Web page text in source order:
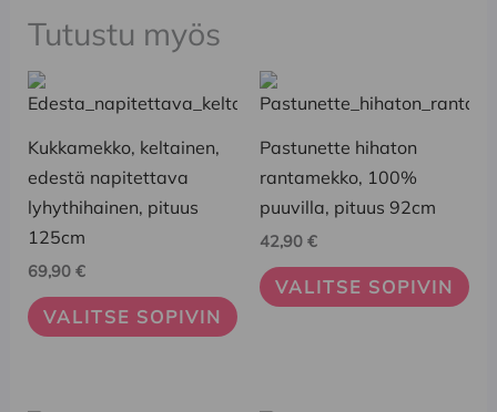
Tutustu myös
Kukkamekko, keltainen,
edestä napitettava
lyhythihainen, pituus
125cm
69,90 €
VALITSE SOPIVIN
Tällä
tuotteella
on
useampi
muunnelma.
Voit
tehdä
valinnat
tuotteen
Pastunette hihaton
rantamekko, 100%
puuvilla, pituus 92cm
42,90 €
VALITSE SOPIVIN
Tällä
tuotteella
on
useampi
muunnelma.
Voit
tehdä
valinnat